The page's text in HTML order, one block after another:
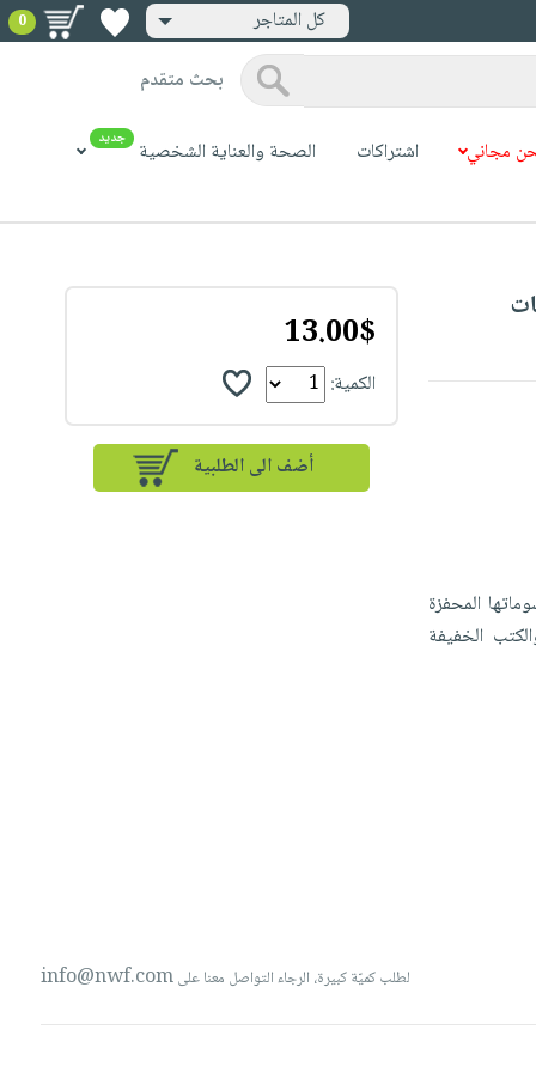
كل المتاجر 0
بحث متقدم
مجاني اشتراكات الصحة والعناية الشخصية جديد
المحفزة
الخفيفة
13.00$
الكمية:
لطلب كميّة كبيرة، الرجاء التواصل معنا علىinfo@nwf.com